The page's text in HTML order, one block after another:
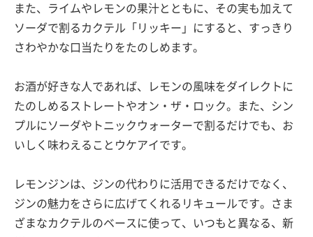
また、ライムやレモンの果汁とともに、その実も加えて
ソーダで割るカクテル「リッキー」にすると、すっきり
さわやかな口当たりをたのしめます。
お酒が好きな人であれば、レモンの風味をダイレクトに
たのしめるストレートやオン・ザ・ロック。また、シン
プルにソーダやトニックウォーターで割るだけでも、お
いしく味わえることウケアイです。
レモンジンは、ジンの代わりに活用できるだけでなく、
ジンの魅力をさらに広げてくれるリキュールです。さま
ざまなカクテルのベースに使って、いつもと異なる、新